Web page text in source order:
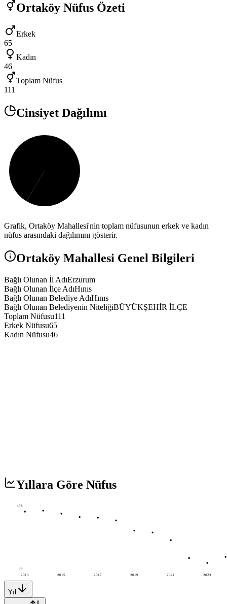
Ortaköy Nüfus Özeti
Erkek
65
Kadın
46
Toplam Nüfus
111
Cinsiyet Dağılımı
Grafik, Ortaköy Mahallesi'nin toplam nüfusunun erkek ve kadın
nüfus arasındaki dağılımını gösterir.
Ortaköy Mahallesi Genel Bilgileri
Bağlı Olunan İl AdıErzurum
Bağlı Olunan İlçe AdıHınıs
Bağlı Olunan Belediye AdıHınıs
Bağlı Olunan Belediyenin NiteliğiBÜYÜKŞEHİR İLÇE
Toplam Nüfusu111
Erkek Nüfusu65
Kadın Nüfusu46
Yıllara Göre Nüfus
2013 2015 2017 2019 2021 2023
408
35
Yıl